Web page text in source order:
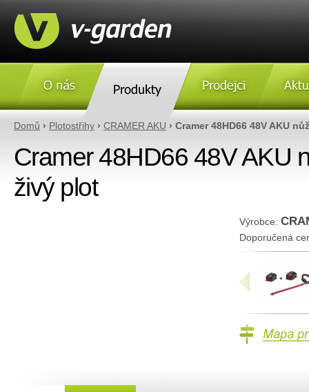
Domů › Plotostřihy › CRAMER AKU › Cramer 48HD66 48V AKU
Cramer 48HD66 48V AKU
živý plot
Výrobce:
Doporučená
«
Mapa prodejců
O nás Produkty Prodejci Aktulity